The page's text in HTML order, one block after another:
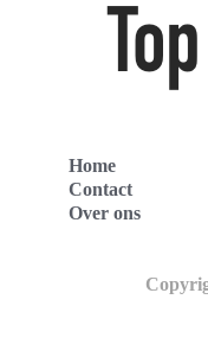
Home
Contact
Over ons